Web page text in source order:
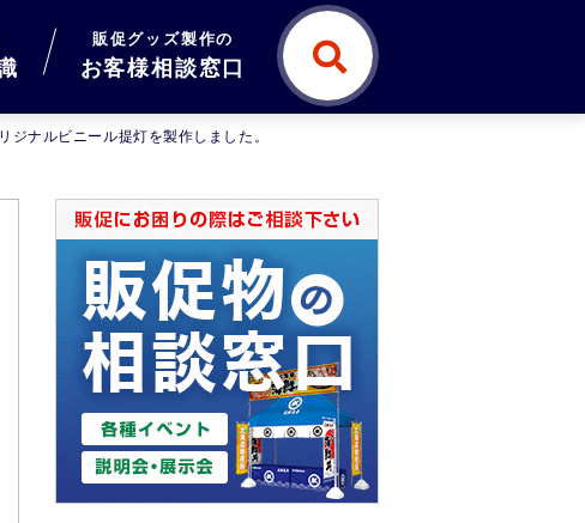
販促グッズ製作の
お客様相談窓口
ジナルビニール提灯を製作しました。